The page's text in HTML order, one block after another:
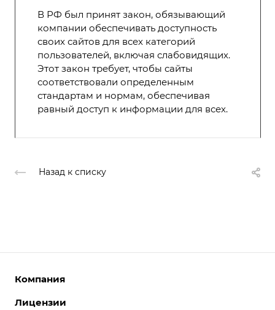
В РФ был принят закон, обязывающий
компании обеспечивать доступность
своих сайтов для всех категорий
пользователей, включая слабовидящих.
Этот закон требует, чтобы сайты
соответствовали определенным
стандартам и нормам, обеспечивая
равный доступ к информации для всех.
Назад к списку
Компания
О компании
Лицензии